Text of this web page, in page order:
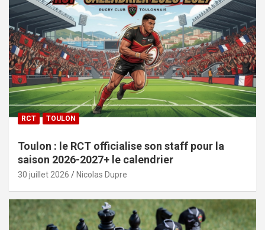
RCT TOULON
Toulon : le RCT officialise son staff pour la
saison 2026-2027+ le calendrier
30 juillet 2026 Nicolas Dupre